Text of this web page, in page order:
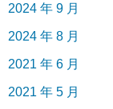
2024 年 9 月
2024 年 8 月
2021 年 6 月
2021 年 5 月